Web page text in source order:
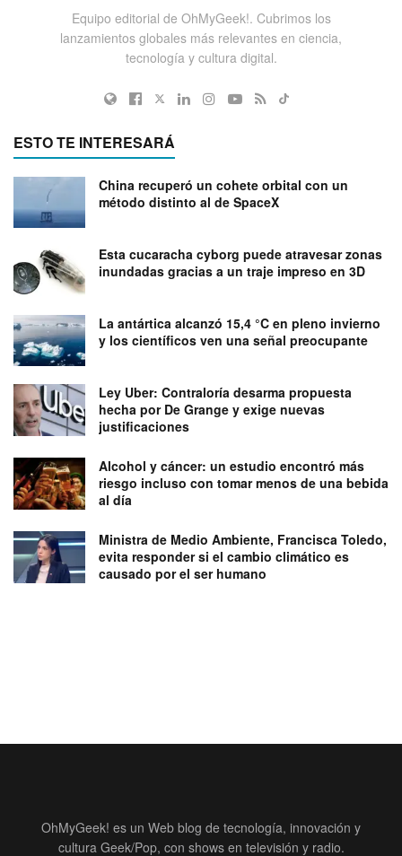
Equipo editorial de OhMyGeek!. Cubrimos los
lanzamientos globales más relevantes en ciencia,
tecnología y cultura digital.
ESTO TE INTERESARÁ
China recuperó un cohete orbital con un
método distinto al de SpaceX
Esta cucaracha cyborg puede atravesar zonas
inundadas gracias a un traje impreso en 3D
La antártica alcanzó 15,4 °C en pleno invierno
y los científicos ven una señal preocupante
Ley Uber: Contraloría desarma propuesta
hecha por De Grange y exige nuevas
justificaciones
Alcohol y cáncer: un estudio encontró más
riesgo incluso con tomar menos de una bebida
al día
Ministra de Medio Ambiente, Francisca Toledo,
evita responder si el cambio climático es
causado por el ser humano
OhMyGeek! es un Web blog de tecnología, innovación y
cultura Geek/Pop, con shows en televisión y radio.